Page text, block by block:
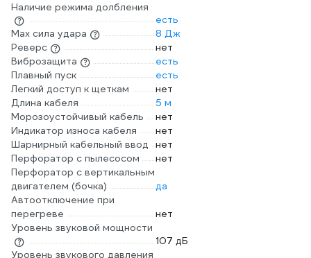
Наличие режима долбления
есть
Max сила удара
8 Дж
Реверс
нет
Виброзащита
есть
Плавный пуск
есть
Легкий доступ к щеткам
нет
Длина кабеля
5 м
Морозоустойчивый кабель
нет
Индикатор износа кабеля
нет
Шарнирный кабельный ввод
нет
Перфоратор с пылесосом
нет
Перфоратор с вертикальным
двигателем (бочка)
да
Автоотключение при
перегреве
нет
Уровень звуковой мощности
107 дБ
Уровень звукового давления